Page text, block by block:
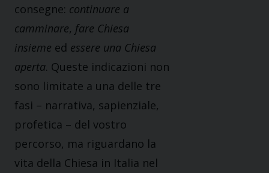
consegne: continuare a
camminare, fare Chiesa
insieme ed essere una Chiesa
aperta. Queste indicazioni non
sono limitate a una delle tre
fasi – narrativa, sapienziale,
profetica – del vostro
percorso, ma riguardano la
vita della Chiesa in Italia nel